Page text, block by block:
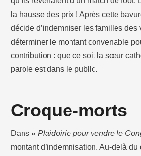
la hausse des prix ! Après cette
décide d’indemniser les familles
déterminer le montant convenable
contribution : que ce soit la sœur
parole est dans le public.
Croque-morts
Dans « Plaidoirie pour vendre le
montant d’indemnisation. Au-delà